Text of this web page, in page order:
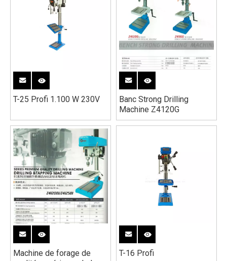
T-25 Profi 1.100 W 230V
Banc Strong Drilling
Machine Z4120G
Machine de forage de
T-16 Profi